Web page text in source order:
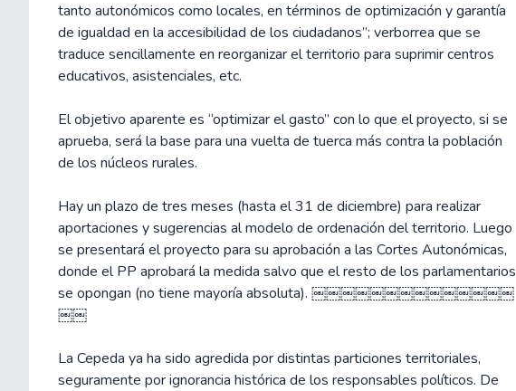
tanto autonómicos como locales, en términos de optimización y garantía
de igualdad en la accesibilidad de los ciudadanos”; verborrea que se
traduce sencillamente en reorganizar el territorio para suprimir centros
educativos, asistenciales, etc.
El objetivo aparente es “optimizar el gasto” con lo que el proyecto, si se
aprueba, será la base para una vuelta de tuerca más contra la población
de los núcleos rurales.
Hay un plazo de tres meses (hasta el 31 de diciembre) para realizar
aportaciones y sugerencias al modelo de ordenación del territorio. Luego
se presentará el proyecto para su aprobación a las Cortes Autonómicas,
donde el PP aprobará la medida salvo que el resto de los parlamentarios
se opongan (no tiene mayoría absoluta). ￼￼￼￼￼￼￼￼￼￼￼￼￼￼
￼￼
La Cepeda ya ha sido agredida por distintas particiones territoriales,
seguramente por ignorancia histórica de los responsables políticos. De